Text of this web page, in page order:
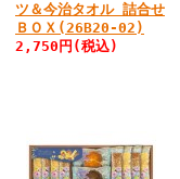
ツ＆今治タオル 詰合せ
ＢＯＸ(26B20-02)
2,750円 (税込)